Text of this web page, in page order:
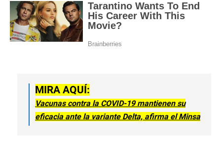
MIRA AQUÍ:
Vacunas contra la COVID-19 mantienen su
eficacia ante la variante Delta, afirma el Minsa